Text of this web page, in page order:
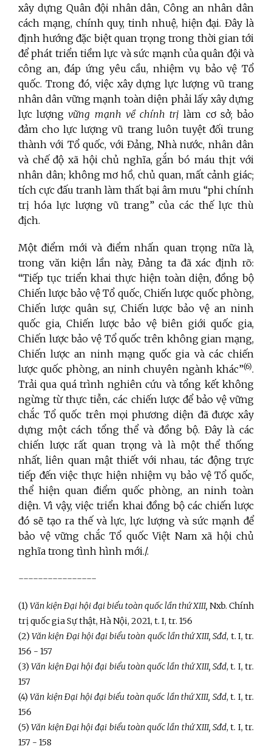
xây dựng Quân đội nhân dân, Công an nhân dân
cách mạng, chính quy, tinh nhuệ, hiện đại. Đây là
định hướng đặc biệt quan trọng trong thời gian tới
để phát triển tiềm lực và sức mạnh của quân đội và
công an, đáp ứng yêu cầu, nhiệm vụ bảo vệ Tổ
quốc. Trong đó, việc xây dựng lực lượng vũ trang
nhân dân vững mạnh toàn diện phải lấy xây dựng
lực lượngvững mạnh về chính trịlàm cơ sở; bảo
đảm cho lực lượng vũ trang luôn tuyệt đối trung
thành với Tổ quốc, với Đảng, Nhà nước, nhân dân
và chế độ xã hội chủ nghĩa, gắn bó máu thịt với
nhân dân; không mơ hồ, chủ quan, mất cảnh giác;
tích cực đấu tranh làm thất bại âm mưu “phi chính
trị hóa lực lượng vũ trang” của các thế lực thù
địch.
Một điểm mới và điểm nhấn quan trọng nữa là,
trong văn kiện lần này, Đảng ta đã xác định rõ:
“Tiếp tục triển khai thực hiện toàn diện, đồng bộ
Chiến lược bảo vệ Tổ quốc, Chiến lược quốc phòng,
Chiến lược quân sự, Chiến lược bảo vệ an ninh
quốc gia, Chiến lược bảo vệ biên giới quốc gia,
Chiến lược bảo vệ Tổ quốc trên không gian mạng,
Chiến lược an ninh mạng quốc gia và các chiến
lược quốc phòng, an ninh chuyên ngành khác”(6).
Trải qua quá trình nghiên cứu và tổng kết không
ngừng từ thực tiễn, các chiến lược để bảo vệ vững
chắc Tổ quốc trên mọi phương diện đã được xây
dựng một cách tổng thể và đồng bộ. Đây là các
chiến lược rất quan trọng và là một thể thống
nhất, liên quan mật thiết với nhau, tác động trực
tiếp đến việc thực hiện nhiệm vụ bảo vệ Tổ quốc,
thể hiện quan điểm quốc phòng, an ninh toàn
diện. Vì vậy, việc triển khai đồng bộ các chiến lược
đó sẽ tạo ra thế và lực, lực lượng và sức mạnh để
bảo vệ vững chắc Tổ quốc Việt Nam xã hội chủ
nghĩa trong tình hình mới./.
----------------
(1) Văn kiện Đại hội đại biểu toàn quốc lần thứ XIII, Nxb. Chính
trị quốc gia Sự thật, Hà Nội, 2021, t. I, tr. 156
(2)Văn kiện Đại hội đại biểu toàn quốc lần thứ XIII, Sđd, t. I, tr.
156 - 157
(3)Văn kiện Đại hội đại biểu toàn quốc lần thứ XIII, Sđd, t. I, tr.
157
(4)Văn kiện Đại hội đại biểu toàn quốc lần thứ XIII, Sđd, t. I, tr.
156
(5)Văn kiện Đại hội đại biểu toàn quốc lần thứ XIII, Sđd, t. I, tr.
157 - 158